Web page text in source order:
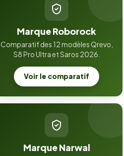
Marque Roborock
Comparatif des 12 modèles Qrevo,
S8 Pro Ultra et Saros 2026.
Voir le comparatif
Marque Narwal